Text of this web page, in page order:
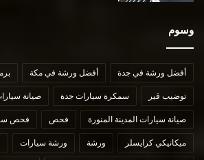
وسوم
أفضل ورشة في جدة أفضل ورشة في مكة
توضيب قير سمكرة سيارات جدة صيانة
صيانة سيارات المدينة المنورة فحص فحص
ميكانيكي كرايسلر ورشة ورشة سيارات